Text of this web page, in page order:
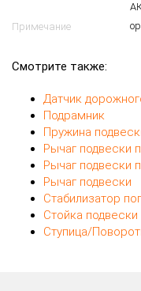
Примечание
Смотрите также:
Датчик
Подрамник
Пружина
Рычаг подвески
Рычаг подвески
Рычаг подвески
Стабилизатор
Стойка подвески
Ступица/